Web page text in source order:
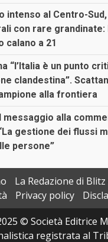
intenso al Centro-
con rare grandinate:
calano a 21
“l’Italia è un punto
clandestina”.
alla frontiera
messaggio alla
gestione dei flussi
persone”
La Redazione di
Privacy policy
© Società Editrice
registrata al